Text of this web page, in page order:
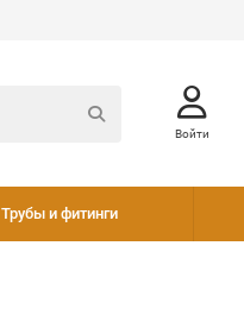
Войти
Трубы и фитинги